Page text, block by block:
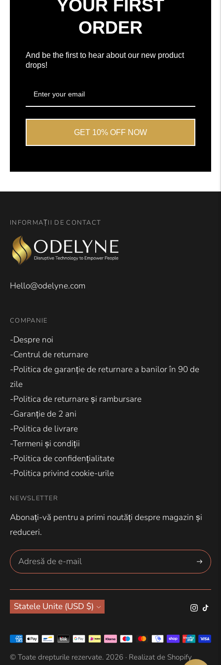
de
la
Reviews
YOUR FIRST
ORDER
And be the first to hear about our new product
drops!
GET 10% OFF NOW
INFORMAȚII DE CONTACT
Hello@odelyne.com
COMPANIE
-Despre noi
-Centrul de returnare
-Politica de garanție de returnare a banilor în 90 de
zile
-Politica de returnare și rambursare
-Garanție de 2 ani
-Politica de livrare
-Termeni și condiții
-Politica de confidențialitate
-Politica privind cookie-urile
NEWSLETTER
Abonați-vă pentru a primi noutăți despre magazin și
reduceri.
Moneda
Statele Unite (USD $)
Metode
de
© Toate drepturile rezervate. 2026 · Realizat de Shopify